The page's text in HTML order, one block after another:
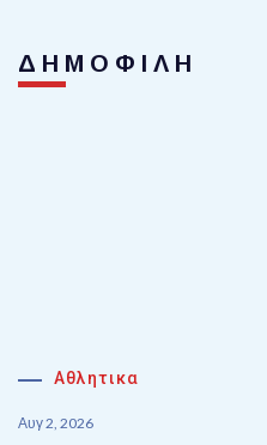
ΔΗΜΟΦΙΛΗ
Αθλητικα
Αυγ 2, 2026